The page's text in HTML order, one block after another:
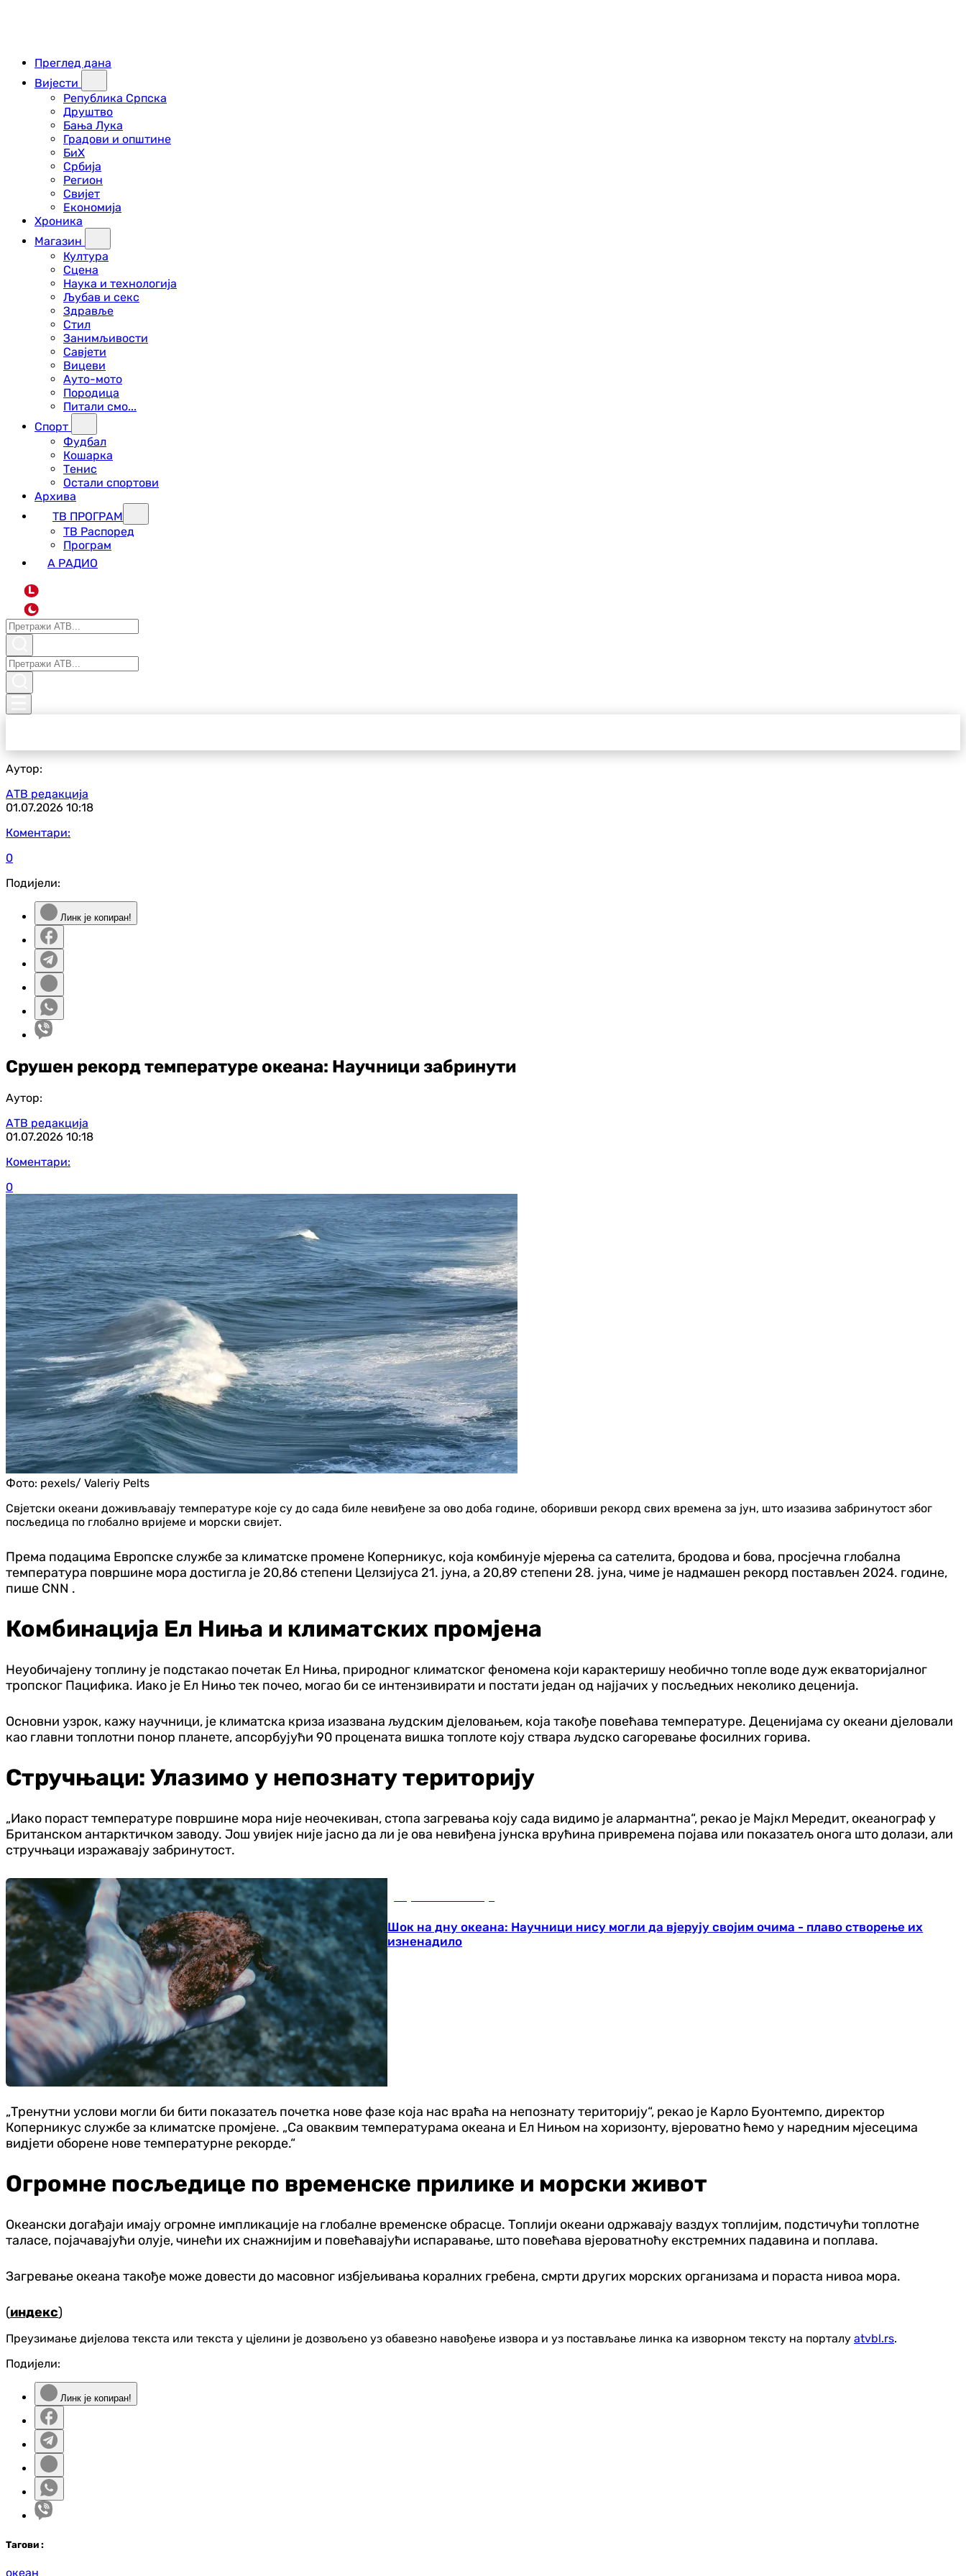
Преглед дана
Вијести
Република Српска
Друштво
Бања Лука
Градови и општине
БиХ
Србија
Регион
Свијет
Економија
Хроника
Магазин
Култура
Сцена
Наука и технологија
Љубав и секс
Здравље
Стил
Занимљивости
Савјети
Вицеви
Ауто-мото
Породица
Питали смо...
Спорт
Фудбал
Кошарка
Тенис
Остали спортови
Архива
ТВ ПРОГРАМ
ТВ Распоред
Програм
А РАДИО
L
Аутор:
АТВ редакција
01.07.2026 10:18
Коментари:
0
Подијели:
Линк је копиран!
Срушен рекорд температуре океана: Научници забринути
Аутор:
АТВ редакција
01.07.2026 10:18
Коментари:
0
Фото: pexels/ Valeriy Pelts
Свјетски океани доживљавају температуре које су до сада биле невиђене за ово доба године, оборивши рекорд свих времена за јун, што изазива забринутост због
посљедица по глобално вријеме и морски свијет.
Према подацима Европске службе за климатске промене Коперникус, која комбинује мјерења са сателита, бродова и бова, просјечна глобална
температура површине мора достигла је 20,86 степени Целзијуса 21. јуна, а 20,89 степени 28. јуна, чиме је надмашен рекорд постављен 2024. године,
пише CNN .
Комбинација Ел Ниња и климатских промјена
Неуобичајену топлину је подстакао почетак Ел Ниња, природног климатског феномена који карактеришу необично топле воде дуж екваторијалног
тропског Пацифика. Иако је Ел Нињо тек почео, могао би се интензивирати и постати један од најјачих у посљедњих неколико деценија.
Основни узрок, кажу научници, је климатска криза изазвана људским дјеловањем, која такође повећава температуре. Деценијама су океани дјеловали
као главни топлотни понор планете, апсорбујући 90 процената вишка топлоте коју ствара људско сагоревање фосилних горива.
Стручњаци: Улазимо у непознату територију
„Иако пораст температуре површине мора није неочекиван, стопа загревања коју сада видимо је алармантна“, рекао је Мајкл Мередит, океанограф у
Британском антарктичком заводу. Још увијек није јасно да ли је ова невиђена јунска врућина привремена појава или показатељ онога што долази, али
стручњаци изражавају забринутост.
Шок на дну океана: Научници нису могли да вјерују својим очима - плаво створење их
изненадило
„Тренутни услови могли би бити показатељ почетка нове фазе која нас враћа на непознату територију“, рекао је Карло Буонтемпо, директор
Коперникус службе за климатске промјене. „Са оваквим температурама океана и Ел Нињом на хоризонту, вјероватно ћемо у наредним мјесецима
видјети оборене нове температурне рекорде.“
Огромне посљедице по временске прилике и морски живот
Океански догађаји имају огромне импликације на глобалне временске обрасце. Топлији океани одржавају ваздух топлијим, подстичући топлотне
таласе, појачавајући олује, чинећи их снажнијим и повећавајући испаравање, што повећава вјероватноћу екстремних падавина и поплава.
Загревање океана такође може довести до масовног избјељивања коралних гребена, смрти других морских организама и пораста нивоа мора.
(индекс)
Преузимање дијелова текста или текста у цјелини је дозвољено уз обавезно навођење извора и уз постављање линка ка изворном тексту на порталу atvbl.rs.
Подијели:
Линк је копиран!
Тагови :
океан